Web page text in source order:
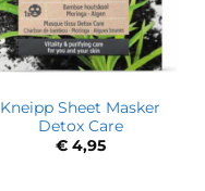
Kneipp Sheet Masker
Detox Care
€4,95